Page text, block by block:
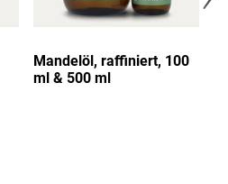
Mandelöl, raffiniert, 100
ml & 500 ml